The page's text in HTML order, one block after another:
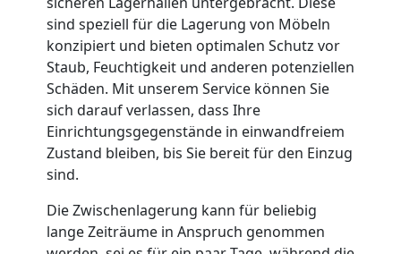
sind speziell für die Lagerung von Möbeln
konzipiert und bieten optimalen Schutz vor
Staub, Feuchtigkeit und anderen potenziellen
Schäden. Mit unserem Service können Sie
sich darauf verlassen, dass Ihre
Einrichtungsgegenstände in einwandfreiem
Zustand bleiben, bis Sie bereit für den Einzug
sind.
Die Zwischenlagerung kann für beliebig
lange Zeiträume in Anspruch genommen
Umzug
Wiener
Neustadt
Qualitäts-
Umzüge